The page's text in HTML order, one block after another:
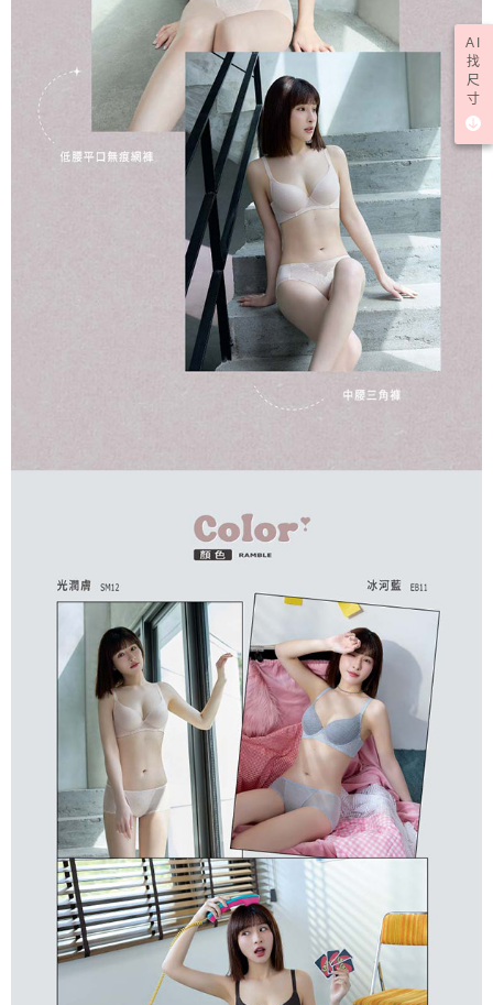
AI
找
尺
寸